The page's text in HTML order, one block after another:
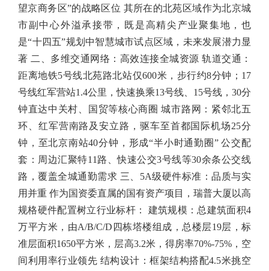
望京商务区”的战略区位 其所在的北苑区域作为北京城
市副中心外溢承接带，既是高精尖产业聚集地，也
是“十四五”规划中智慧城市试点区域，未来发展潜力显
著 二、多维交通网络：高效连接全城资源 轨道交通：
距离地铁5号线北苑路北站仅600米，步行约8分钟；17
号线红军营站1.4公里，快速换乘13号线、15号线，30分
钟直达中关村、国贸等核心商圈 城市路网：紧邻北五
环、红军营南路及安立路，驱车至首都国际机场25分
钟，至北京南站40分钟，形成“半小时通勤圈” 公交配
套：周边汇聚特11路、快速公交3号线等30余条公交线
路，覆盖全城通勤需求 三、5A级硬件标准：品质与实
用并重 作为国资委直属的国有资产项目，瑞普大厦以高
规格硬件配置树立行业标杆： 建筑规模：总建筑面积4
万平方米，由A/B/C/D四栋塔楼组成，总楼层19层，标
准层面积1650平方米，层高3.2米，得房率70%-75%，空
间利用率行业领先 结构设计：框架结构搭配4.5米挑空